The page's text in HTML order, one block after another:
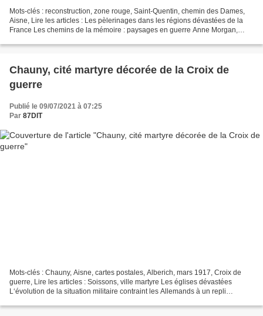
Mots-clés : reconstruction, zone rouge, Saint-Quentin, chemin des Dames,
Aisne, Lire les articles : Les pèlerinages dans les régions dévastées de la
France Les chemins de la mémoire : paysages en guerre Anne Morgan,
Chauny, cité martyre décorée de la Croix de
guerre
Publié le 09/07/2021 à 07:25
Par 87DIT
Mots-clés : Chauny, Aisne, cartes postales, Alberich, mars 1917, Croix de
guerre, Lire les articles : Soissons, ville martyre Les églises dévastées
L‘évolution de la situation militaire contraint les Allemands à un repli